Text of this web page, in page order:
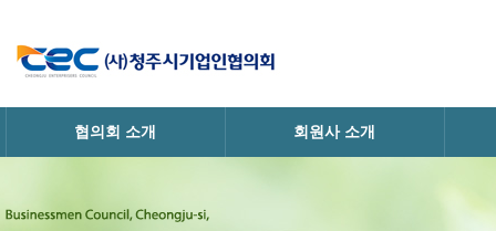
협의회 소개
· 협의회소개
회원사 소개